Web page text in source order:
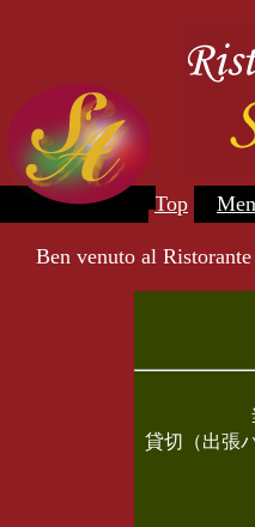
Top
Ben venuto al Ristorante
貸切（出張